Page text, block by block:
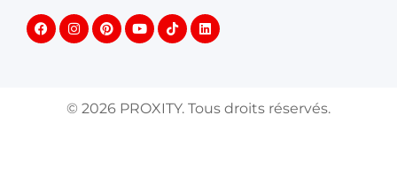
© 2026 PROXITY. Tous droits réservés.